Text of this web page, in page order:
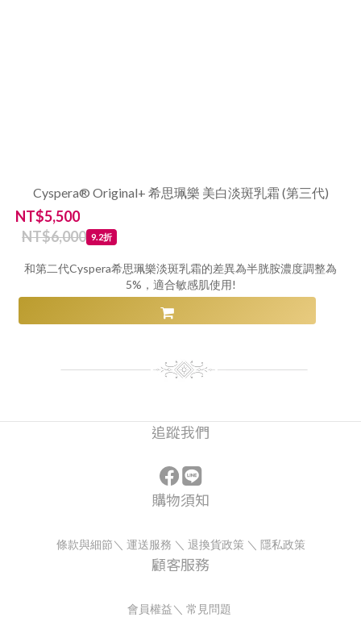
Cyspera® Original+ 希思珮樂 美白淡斑乳霜 (第三代)
NT$5,500
NT$6,000 9.2折
和第二代Cyspera希思珮樂淡斑乳霜的差異為半胱胺濃度調整為
5%，適合敏感肌使用!
追蹤我們
購物須知
條款與細節＼ 運送服務 ＼ 退換貨政策 ＼ 隱私政策
顧客服務
會員權益＼ 常見問題